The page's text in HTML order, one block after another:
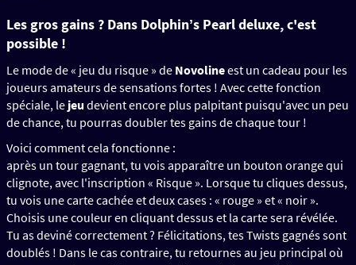
Les gros gains ? Dans Dolphinʼs Pearl deluxe, c'est
possible !
Le mode de « jeu du risque » de Novolineest un cadeau pour les
joueurs amateurs de sensations fortes ! Avec cette fonction
spéciale, le jeu devient encore plus palpitant puisqu'avec un peu
de chance, tu pourras doubler tes gains de chaque tour !
Voici comment cela fonctionne :
après un tour gagnant, tu vois apparaître un bouton orange qui
clignote, avec l'inscription « Risque ». Lorsque tu cliques dessus,
tu vois une carte cachée et deux cases : « rouge » et « noir ».
Choisis une couleur en cliquant dessus et la carte sera révélée.
Tu as deviné correctement ? Félicitations, tes Twists gagnés sont
doublés ! Dans le cas contraire, tu retournes au jeu principal où